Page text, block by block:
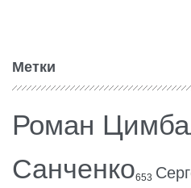
Метки
Роман
Санченко653